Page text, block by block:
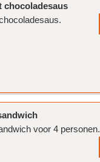
chocoladesaus
voor 4 personen.